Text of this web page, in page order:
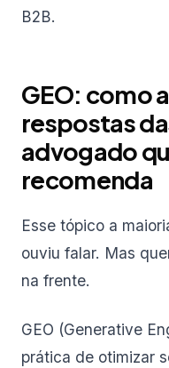
B2B.
GEO: como
respostas
advogado
recomenda
Esse tópico a
ouviu falar. Mas
na frente.
GEO (Generative
prática de otimizar